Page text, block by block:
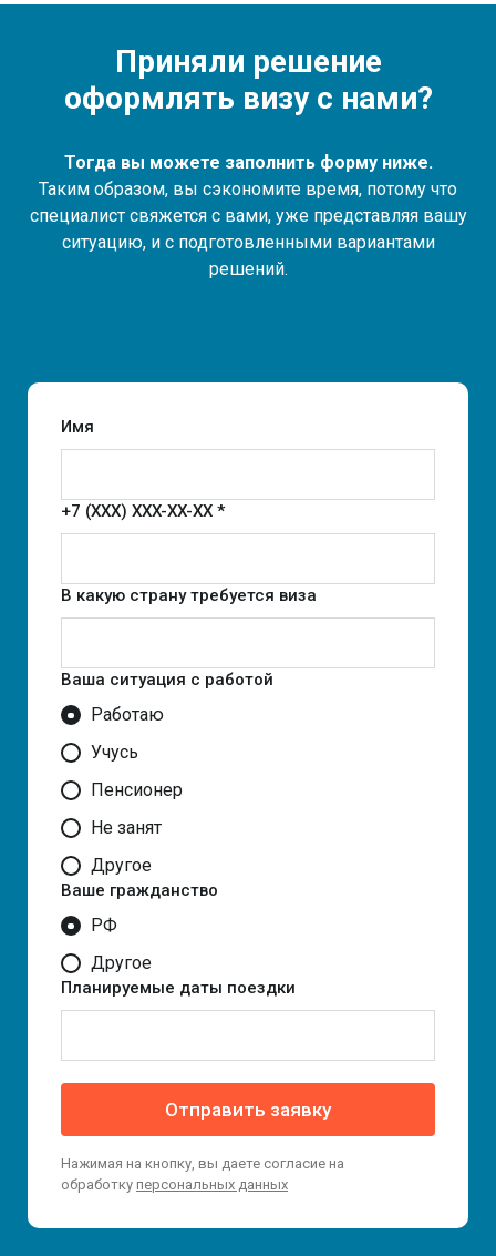
Приняли решение
оформлять визу с нами?
Тогда вы можете заполнить форму ниже.
Таким образом, вы сэкономите время, потому что
специалист свяжется с вами, уже представляя вашу
ситуацию, и с подготовленными вариантами
решений.
Имя
+7 (XXX) XXX-XX-XX *
В какую страну требуется виза
Ваша ситуация с работой
Работаю
Учусь
Пенсионер
Не занят
Другое
Ваше гражданство
РФ
Другое
Планируемые даты поездки
Отправить заявку
Нажимая на кнопку, вы даете согласие на
обработку персональных данных